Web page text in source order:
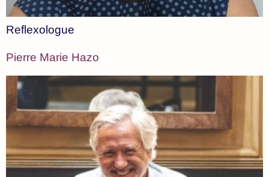
Reflexologue
Pierre Marie Hazo